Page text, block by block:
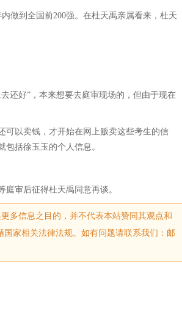
做到全国前200强。在杜天禹亲属看来，杜天
还好”，本来想要去庭审现场的，但由于现在
可以卖钱，才开始在网上贩卖这些考生的信
括徐玉玉的个人信息。
审后征得杜天禹同意再谈。
多信息之目的，并不代表本站赞同其观点和
家相关法律法规。如有问题请联系我们：邮